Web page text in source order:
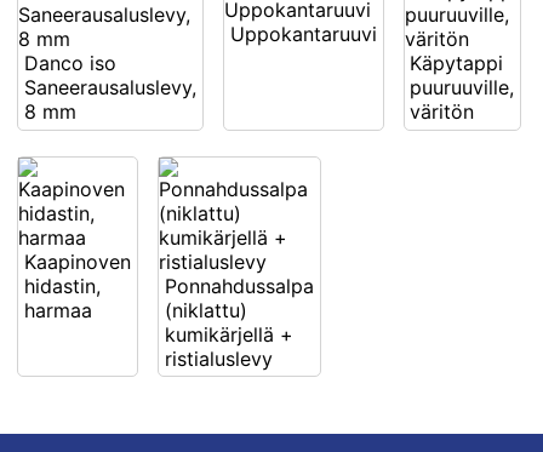
Danco iso
Saneerausaluslevy,
8 mm
Uppokantaruuvi
Käpytappi
puuruuville,
väritön
Kaapinoven
hidastin,
harmaa
Ponnahdussalpa
(niklattu)
kumikärjellä +
ristialuslevy